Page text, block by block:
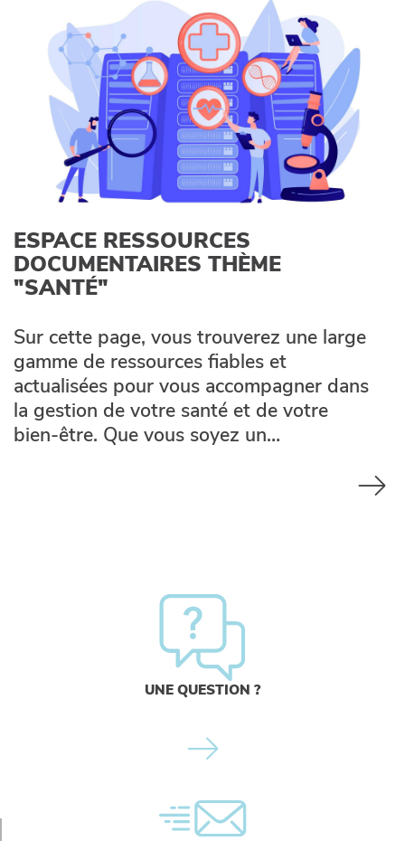
ESPACE RESSOURCES
DOCUMENTAIRES THÈME
"SANTÉ"
Sur cette page, vous trouverez une large
gamme de ressources fiables et
actualisées pour vous accompagner dans
la gestion de votre santé et de votre
bien-être. Que vous soyez un…
UNE QUESTION ?